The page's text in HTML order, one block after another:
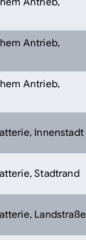
Antrieb,
Antrieb,
Innenstadt
Stadtrand
Landstraße